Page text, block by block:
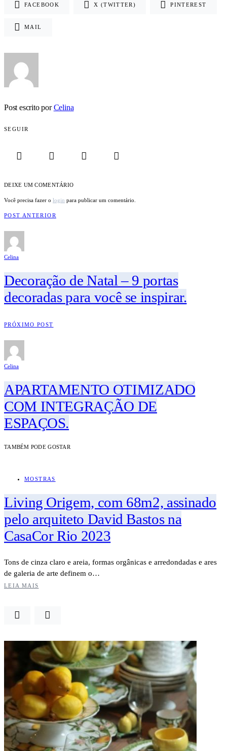
FACEBOOK X (TWITTER) PINTEREST
MAIL
Post escrito por Celina
SEGUIR
DEIXE UM COMENTÁRIO
Você precisa fazer o login para publicar um comentário.
POST ANTERIOR
Celina
Decoração de Natal – 9 portas
decoradas para você se inspirar.
PRÓXIMO POST
Celina
APARTAMENTO OTIMIZADO
COM INTEGRAÇÃO DE
ESPAÇOS.
TAMBÉM PODE GOSTAR
MOSTRAS
Living Origem, com 68m2, assinado
pelo arquiteto David Bastos na
CasaCor Rio 2023
Tons de cinza claro e areia, formas orgânicas e arredondadas e ares
de galeria de arte definem o…
LEIA MAIS